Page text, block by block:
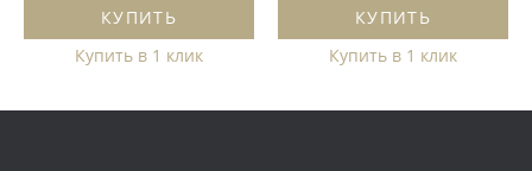
КУПИТЬ
Купить в 1 клик
КУПИТЬ
Купить в 1 клик